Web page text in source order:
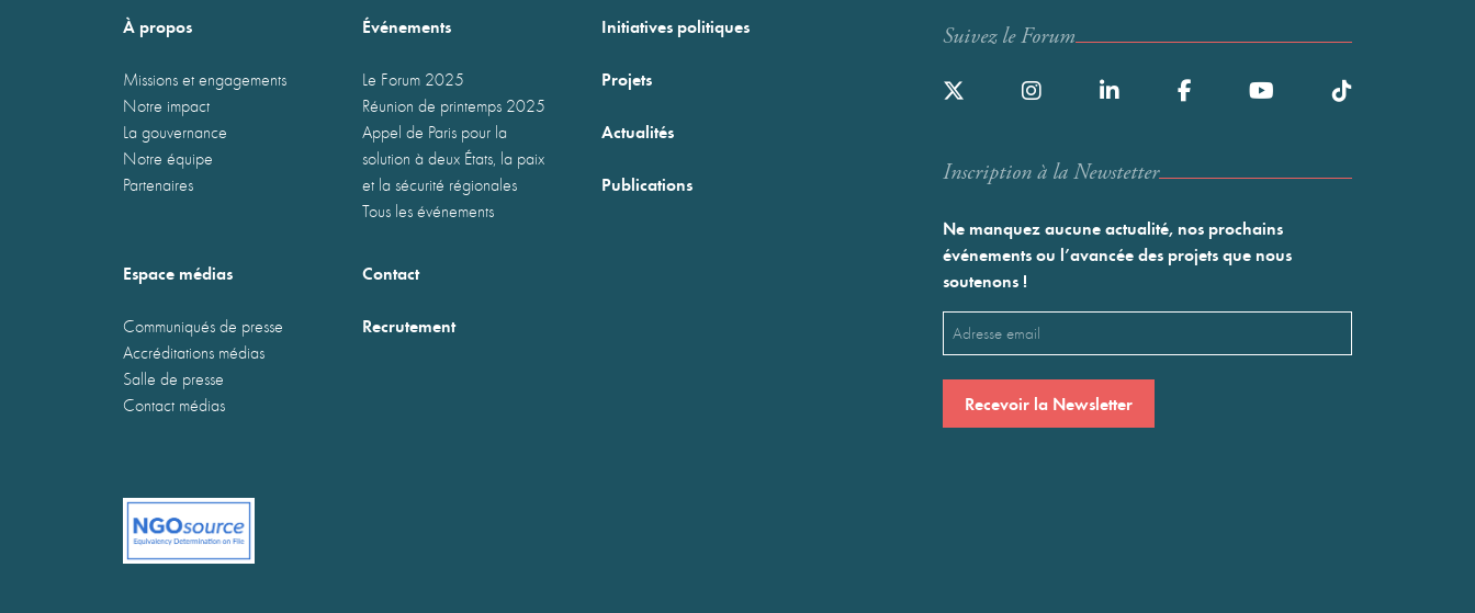
À propos
Missions et engagements
Notre impact
La gouvernance
Notre équipe
Partenaires
Événements
Le Forum 2025
Réunion de printemps 2025
Appel de Paris pour la
solution à deux États, la paix
et la sécurité régionales
Tous les événements
Initiatives politiques
Projets
Actualités
Publications
Espace médias
Communiqués de presse
Accréditations médias
Salle de presse
Contact médias
Contact
Recrutement
Suivez le Forum
Inscription à la Newstetter
Ne manquez aucune actualité, nos prochains
événements ou l’avancée des projets que nous
soutenons !
Email
(Nécessaire)